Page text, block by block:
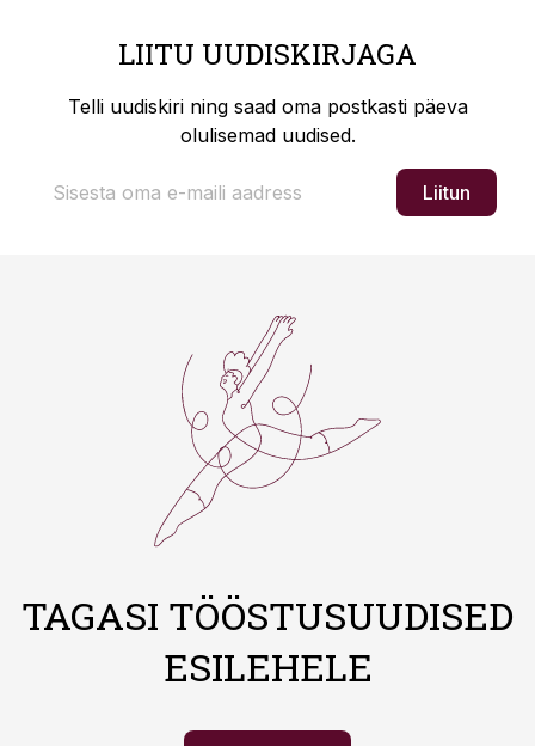
LIITU UUDISKIRJAGA
Telli uudiskiri ning saad oma postkasti päeva
olulisemad uudised.
Liitun
TAGASI TÖÖSTUSUUDISED
ESILEHELE